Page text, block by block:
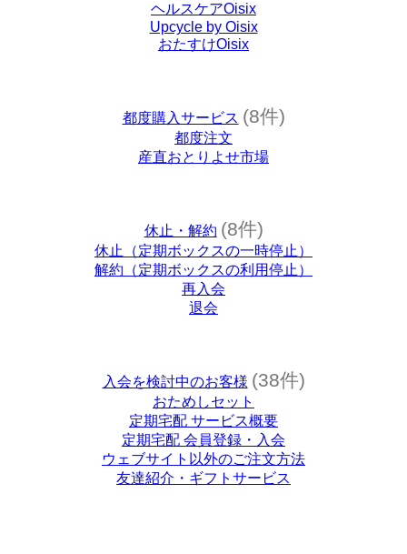
ヘルスケアOisix
Upcycle by Oisix
おたすけOisix
都度購入サービス (8件)
都度注文
産直おとりよせ市場
休止・解約 (8件)
休止（定期ボックスの一時停止）
解約（定期ボックスの利用停止）
再入会
退会
入会を検討中のお客様 (38件)
おためしセット
定期宅配 サービス概要
定期宅配 会員登録・入会
ウェブサイト以外のご注文方法
友達紹介・ギフトサービス